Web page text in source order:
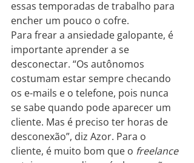
essas temporadas de trabalho para
encher um pouco o cofre.
Para frear a ansiedade galopante, é
importante aprender a se
desconectar. “Os autônomos
costumam estar sempre checando
os e-mails e o telefone, pois nunca
se sabe quando pode aparecer um
cliente. Mas é preciso ter horas de
desconexão”, diz Azor. Para o
cliente, é muito bom que o freelance